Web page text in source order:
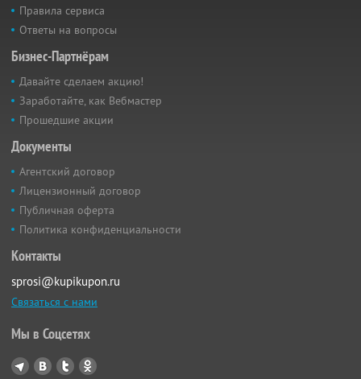
Правила сервиса
Ответы на вопросы
Бизнес-Партнёрам
Давайте сделаем акцию!
Заработайте, как Вебмастер
Прошедшие акции
Документы
Агентский договор
Лицензионный договор
Публичная оферта
Политика конфиденциальности
Контакты
sprosi@kupikupon.ru
Связаться с нами
Мы в Соцсетях